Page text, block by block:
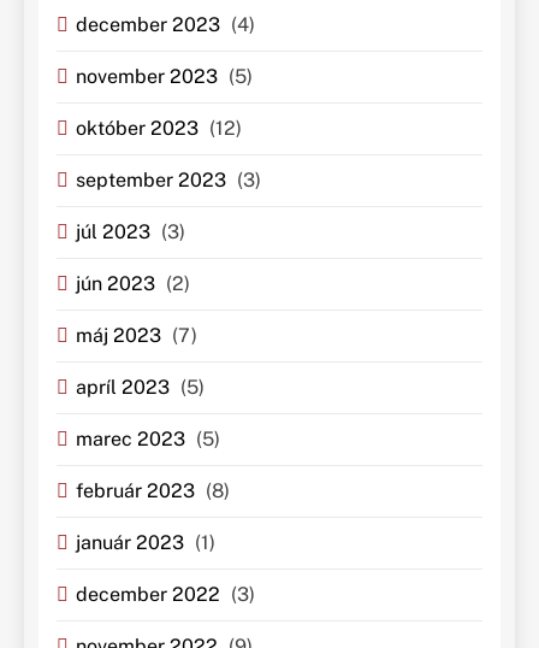
december 2023 (4)
november 2023 (5)
október 2023 (12)
september 2023 (3)
júl 2023 (3)
jún 2023 (2)
máj 2023 (7)
apríl 2023 (5)
marec 2023 (5)
február 2023 (8)
január 2023 (1)
december 2022 (3)